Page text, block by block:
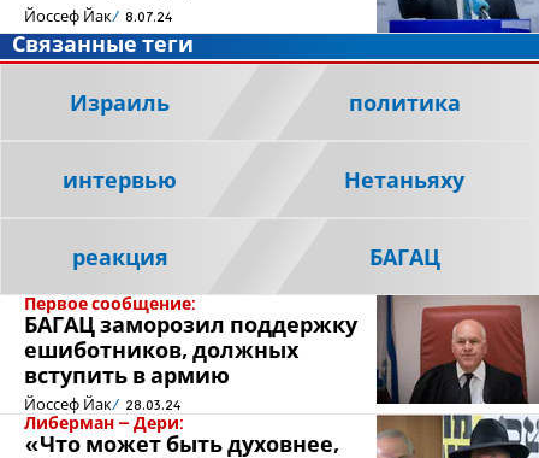
Йоссеф Йак 8.07.24
Первое сообщение:
БАГАЦ заморозил поддержку
ешиботников, должных
вступить в армию
Йоссеф Йак 28.03.24
Либерман – Дери:
«Что может быть духовнее,
Связанные теги
Израиль политика
интервью Нетаньяху
реакция БАГАЦ